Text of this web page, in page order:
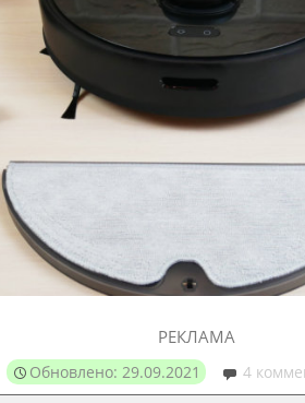
РЕКЛАМА
Обновлено: 29.09.2021 4